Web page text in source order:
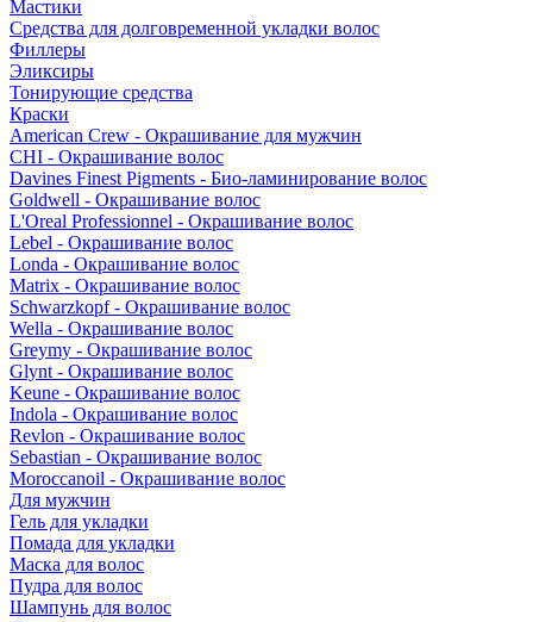
Мастики
Средства для долговременной укладки волос
Филлеры
Эликсиры
Тонирующие средства
Краски
American Crew - Окрашивание для мужчин
CHI - Окрашивание волос
Davines Finest Pigments - Био-ламинирование волос
Goldwell - Окрашивание волос
L'Oreal Professionnel - Окрашивание волос
Lebel - Окрашивание волос
Londa - Окрашивание волос
Matrix - Окрашивание волос
Schwarzkopf - Окрашивание волос
Wella - Окрашивание волос
Greymy - Окрашивание волос
Glynt - Окрашивание волос
Keune - Окрашивание волос
Indola - Окрашивание волос
Revlon - Окрашивание волос
Sebastian - Окрашивание волос
Moroccanoil - Окрашивание волос
Для мужчин
Гель для укладки
Помада для укладки
Маска для волос
Пудра для волос
Шампунь для волос